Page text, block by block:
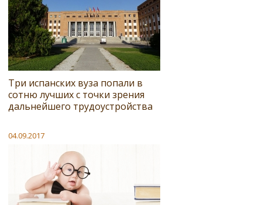
Три испанских вуза попали в
сотню лучших с точки зрения
дальнейшего трудоустройства
04.09.2017